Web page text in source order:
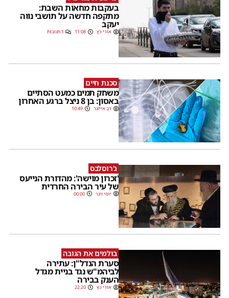
בעקבות מחאות השבת:
מתקפה חדשה על תושבי נווה
יעקב
אורי כץ 11:08 1 תגובות
סכנת חיים
משחק תמים כמעט הסתיים
באסון: בן 8 ניצל ברגע האחרון
דב אייזנר 10:49
ג'רוסלבס
'זכרון מוישה': מהדורת הנייעס
של עיר הבירה החרדית
יוסי וינר 00:00
בולמים את הגובה
סערת הנדל"ן: עתירה
לביהמ"ש נגד בניית מגדל
הענק בבירה
אורי כץ 22:20